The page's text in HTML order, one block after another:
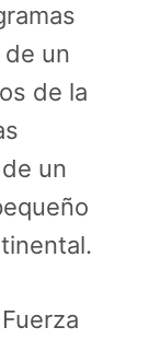
un
de la
un